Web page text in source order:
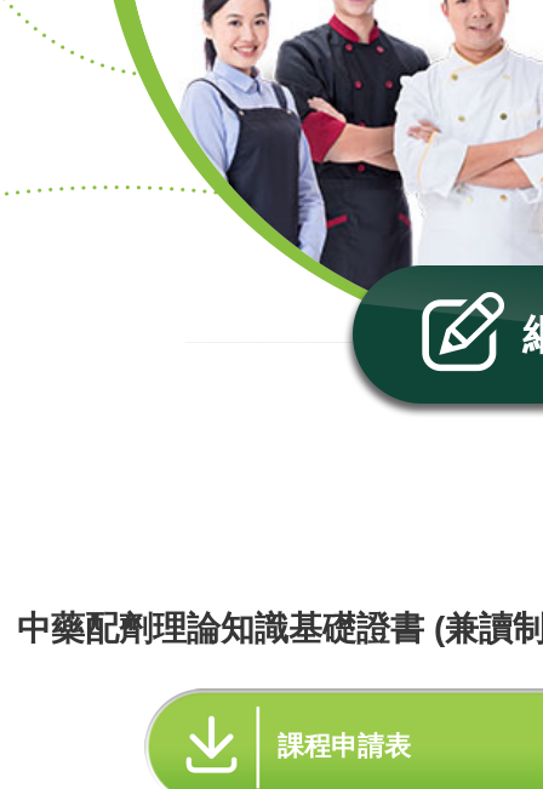
中藥配劑理論知識基礎證書 (兼讀
課程申請表